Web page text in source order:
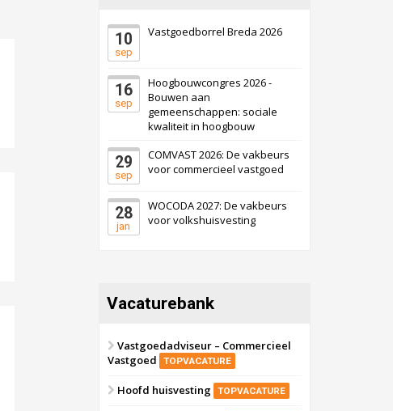
10
sep
Vastgoedborrel Breda 2026
16
sep
Hoogbouwcongres 2026 -
Bouwen aan
gemeenschappen: sociale
kwaliteit in hoogbouw
29
sep
COMVAST 2026: De vakbeurs
voor commercieel vastgoed
28
jan
WOCODA 2027: De vakbeurs
voor volkshuisvesting
Vacaturebank
Vastgoedadviseur – Commercieel
Vastgoed
TOPVACATURE
Hoofd huisvesting TOPVACATURE